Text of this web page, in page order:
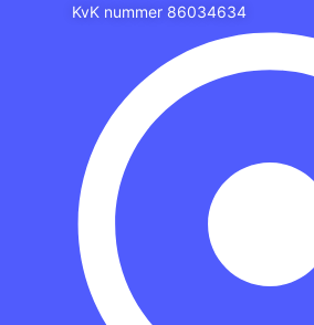
KvK nummer 86034634